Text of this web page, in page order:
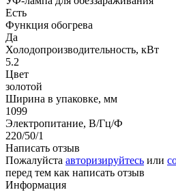
Есть
Функция обогрева
Да
Холодопроизводительность, кВт
5.2
Цвет
золотой
Ширина в упаковке, мм
1099
Электропитание, В/Гц/Ф
220/50/1
Написать отзыв
Пожалуйста авторизируйтесь или
перед тем как написать отзыв
Информация